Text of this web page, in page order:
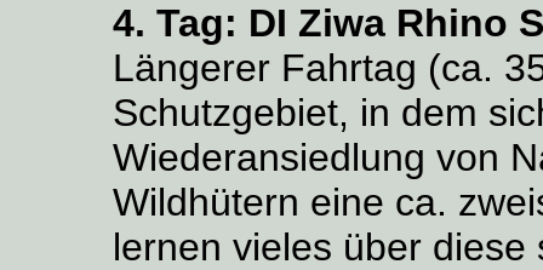
4. Tag: DI Ziwa Rhino
Längerer Fahrtag (ca.
Schutzgebiet, in dem
Wiederansiedlung von
Wildhütern eine ca.
lernen vieles über diese